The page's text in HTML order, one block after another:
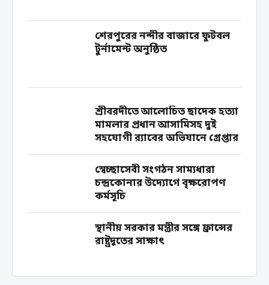
শেরপুরের নন্দীর বাজারে ফুটবল
টুর্নামেন্ট অনুষ্ঠিত
শ্রীবরদীতে আলোচিত ছাদেক হত্যা
মামলার প্রধান আসামিসহ দুই
সহযোগী র‍্যাবের অভিযানে গ্রেপ্তার
স্বেচ্ছাসেবী সংগঠন সাম্যধারা
চন্দ্রকোনার উদ্যোগে বৃক্ষরোপণ
কর্মসূচি
স্থানীয় সরকার মন্ত্রীর সঙ্গে ফ্রান্সের
রাষ্ট্রদূতের সাক্ষাৎ